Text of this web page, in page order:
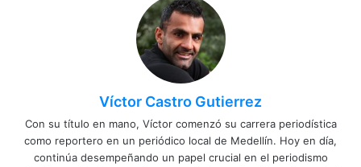
Víctor Castro Gutierrez
Con su título en mano, Víctor comenzó su carrera periodística
como reportero en un periódico local de Medellín. Hoy en día,
continúa desempeñando un papel crucial en el periodismo